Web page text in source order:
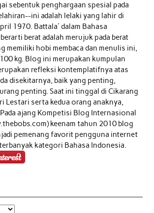
sebentuk penghargaan spesial pada
ini adalah lelaki yang lahir di
1970. Battala' dalam Bahasa
berat adalah merujuk pada berat
memiliki hobi membaca dan menulis ini,
kg. Blog ini merupakan kumpulan
refleksi kontemplatifnya atas
disekitarnya, baik yang penting,
penting. Saat ini tinggal di Cikarang
Lestari serta kedua orang anaknya,
ajang Kompetisi Blog Internasional
keenam tahun 2010 blog
pemenang favorit pengguna internet
kategori Bahasa Indonesia.